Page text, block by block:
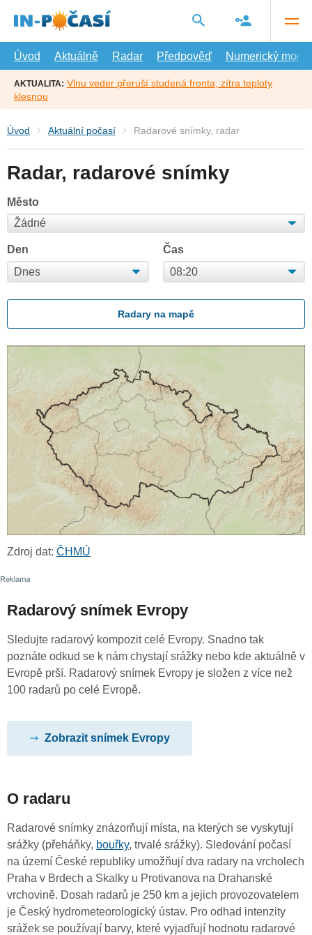
hlavní
Úvod
Aktuálně Radar Předpověď Numerický model
AKTUALITA: Vlnu veder přeruší studená fronta, zítra teploty
klesnou
Úvod Aktuální počasí Radarové snímky, radar
Radar, radarové snímky
Město
Den Čas
Radary na mapě
Zdroj dat: ČHMÚ
Radarový snímek Evropy
Sledujte radarový kompozit celé Evropy. Snadno tak
poznáte odkud se k nám chystají srážky nebo kde aktuálně v
Evropě prší. Radarový snímek Evropy je složen z více než
100 radarů po celé Evropě.
Zobrazit snímek Evropy
O radaru
Radarové snímky znázorňují místa, na kterých se vyskytují
srážky (přeháňky, bouřky, trvalé srážky). Sledování počasí
na území České republiky umožňují dva radary na vrcholech
Praha v Brdech a Skalky u Protivanova na Drahanské
vrchovině. Dosah radarů je 250 km a jejich provozovatelem
je Český hydrometeorologický ústav. Pro odhad intenzity
srážek se používají barvy, které vyjadřují hodnotu radarové